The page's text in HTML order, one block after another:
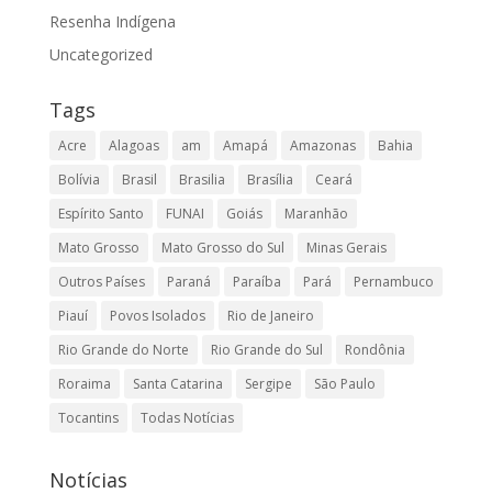
Resenha Indígena
Uncategorized
Tags
Acre Alagoas am Amapá Amazonas
Bahia
Bolívia
Brasil Brasilia Brasília
Ceará
Espírito Santo
FUNAI Goiás
Maranhão
Mato Grosso
Mato Grosso do Sul
Minas Gerais
Outros Países
Paraná Paraíba Pará
Pernambuco
Piauí
Povos Isolados
Rio de Janeiro
Rio Grande do Norte
Rio Grande do Sul
Rondônia
Roraima
Santa Catarina Sergipe
São Paulo
Tocantins
Todas Notícias
Notícias